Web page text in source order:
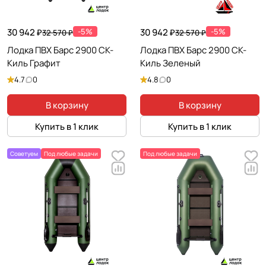
30 942 ₽32 570 ₽ -5%
Лодка ПВХ Барс 2900 СК-
Киль Графит
4.7 0
В корзину
Купить в 1 клик
30 942 ₽32 570 ₽ -5%
Лодка ПВХ Барс 2900 СК-
Киль Зеленый
4.8 0
В корзину
Купить в 1 клик
Советуем Под любые задачи Под любые задачи